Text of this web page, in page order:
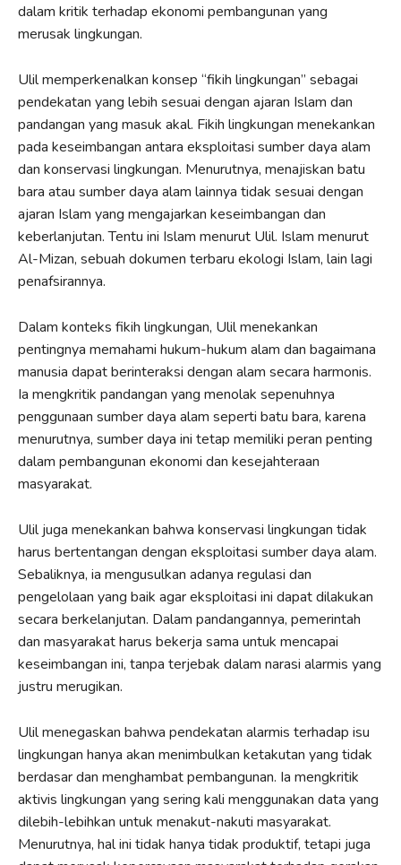
dalam kritik terhadap ekonomi pembangunan yang
merusak lingkungan.
Ulil memperkenalkan konsep “fikih lingkungan” sebagai
pendekatan yang lebih sesuai dengan ajaran Islam dan
pandangan yang masuk akal. Fikih lingkungan menekankan
pada keseimbangan antara eksploitasi sumber daya alam
dan konservasi lingkungan. Menurutnya, menajiskan batu
bara atau sumber daya alam lainnya tidak sesuai dengan
ajaran Islam yang mengajarkan keseimbangan dan
keberlanjutan. Tentu ini Islam menurut Ulil. Islam menurut
Al-Mizan, sebuah dokumen terbaru ekologi Islam, lain lagi
penafsirannya.
Dalam konteks fikih lingkungan, Ulil menekankan
pentingnya memahami hukum-hukum alam dan bagaimana
manusia dapat berinteraksi dengan alam secara harmonis.
Ia mengkritik pandangan yang menolak sepenuhnya
penggunaan sumber daya alam seperti batu bara, karena
menurutnya, sumber daya ini tetap memiliki peran penting
dalam pembangunan ekonomi dan kesejahteraan
masyarakat.
Ulil juga menekankan bahwa konservasi lingkungan tidak
harus bertentangan dengan eksploitasi sumber daya alam.
Sebaliknya, ia mengusulkan adanya regulasi dan
pengelolaan yang baik agar eksploitasi ini dapat dilakukan
secara berkelanjutan. Dalam pandangannya, pemerintah
dan masyarakat harus bekerja sama untuk mencapai
keseimbangan ini, tanpa terjebak dalam narasi alarmis yang
justru merugikan.
Ulil menegaskan bahwa pendekatan alarmis terhadap isu
lingkungan hanya akan menimbulkan ketakutan yang tidak
berdasar dan menghambat pembangunan. Ia mengkritik
aktivis lingkungan yang sering kali menggunakan data yang
dilebih-lebihkan untuk menakut-nakuti masyarakat.
Menurutnya, hal ini tidak hanya tidak produktif, tetapi juga